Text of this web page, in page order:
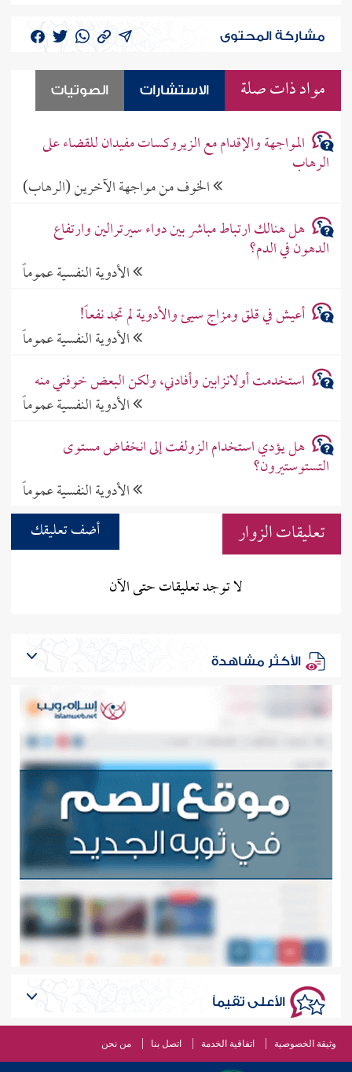
مشاركة المحتوى
مواد ذات صلة الاستشارات الصوتيات
المواجهة والإقدام مع الزيروكسات مفيدان للقضاء على
الرهاب
الخوف من مواجهة الآخرين (الرهاب)
هل هنالك ارتباط مباشر بين دواء سيرترالين وارتفاع
الدهون في الدم؟
الأدوية النفسية عموماً
أعيش في قلق ومزاج سيئ والأدوية لم تجد نفعاً!
الأدوية النفسية عموماً
استخدمت أولانزابين وأفادني، ولكن البعض خوفني منه
الأدوية النفسية عموماً
هل يؤدي استخدام الزولفت إلى انخفاض مستوى
التستوستيرون؟
الأدوية النفسية عموماً
تعليقات الزوار
أضف تعليقك
لا توجد تعليقات حتى الآن
الأكثر مشاهدة
الأعلى تقيماً
وثيقة الخصوصية اتفاقية الخدمة اتصل بنا من نحن